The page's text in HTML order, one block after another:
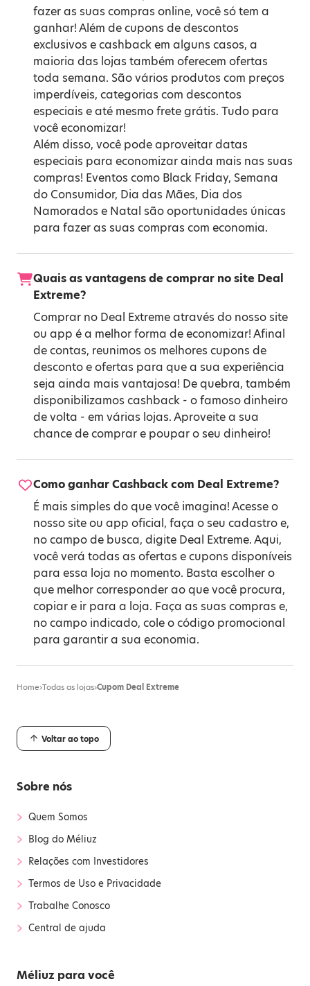
fazer as suas compras online, você só tem a
ganhar! Além de cupons de descontos
exclusivos e cashback em alguns casos, a
maioria das lojas também oferecem ofertas
toda semana. São vários produtos com preços
imperdíveis, categorias com descontos
especiais e até mesmo frete grátis. Tudo para
você economizar!
Além disso, você pode aproveitar datas
especiais para economizar ainda mais nas suas
compras! Eventos como Black Friday, Semana
do Consumidor, Dia das Mães, Dia dos
Namorados e Natal são oportunidades únicas
para fazer as suas compras com economia.
Quais as vantagens de comprar no site Deal
Extreme?
Comprar no Deal Extreme através do nosso site
ou app é a melhor forma de economizar! Afinal
de contas, reunimos os melhores cupons de
desconto e ofertas para que a sua experiência
seja ainda mais vantajosa! De quebra, também
disponibilizamos cashback - o famoso dinheiro
de volta - em várias lojas. Aproveite a sua
chance de comprar e poupar o seu dinheiro!
Como ganhar Cashback com Deal Extreme?
É mais simples do que você imagina! Acesse o
nosso site ou app oficial, faça o seu cadastro e,
no campo de busca, digite Deal Extreme. Aqui,
você verá todas as ofertas e cupons disponíveis
para essa loja no momento. Basta escolher o
que melhor corresponder ao que você procura,
copiar e ir para a loja. Faça as suas compras e,
no campo indicado, cole o código promocional
para garantir a sua economia.
Home›Todas as lojas›Cupom Deal Extreme
Voltar ao topo
Sobre nós
› Quem Somos
› Blog do Méliuz
› Relações com Investidores
› Termos de Uso e Privacidade
› Trabalhe Conosco
› Central de ajuda
Méliuz para você